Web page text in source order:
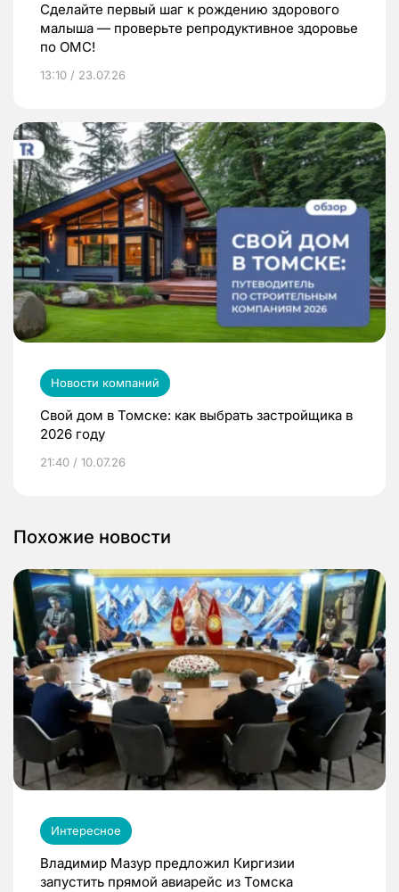
Сделайте первый шаг к рождению здорового
малыша — проверьте репродуктивное здоровье
по ОМС!
13:10 / 23.07.26
Новости компаний
Свой дом в Томске: как выбрать застройщика в
2026 году
21:40 / 10.07.26
Похожие новости
Интересное
Владимир Мазур предложил Киргизии
запустить прямой авиарейс из Томска